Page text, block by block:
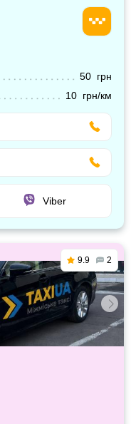
50 грн
10 грн/км
Viber
9.9 2